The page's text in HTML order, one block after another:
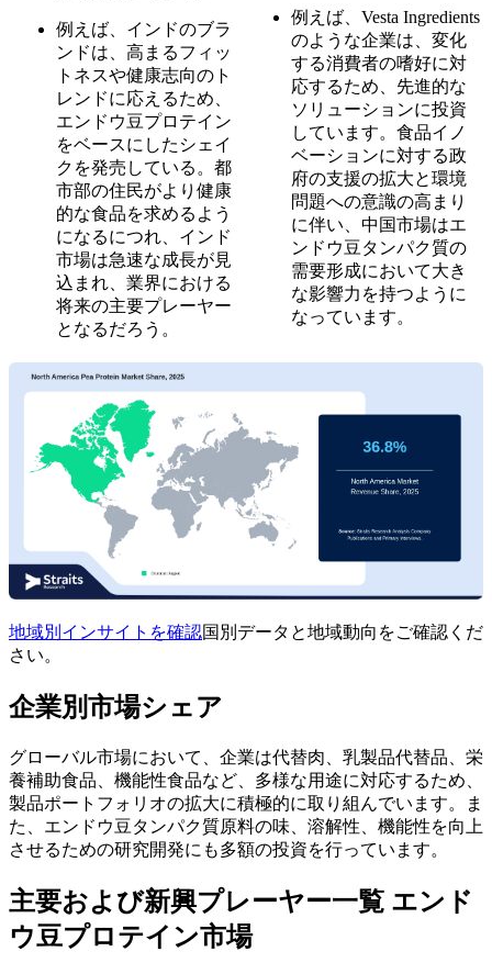
例えば、インドのブラ
ンドは、高まるフィッ
トネスや健康志向のト
レンドに応えるため、
エンドウ豆プロテイン
をベースにしたシェイ
クを発売している。都
市部の住民がより健康
的な食品を求めるよう
になるにつれ、インド
市場は急速な成長が見
込まれ、業界における
将来の主要プレーヤー
となるだろう。
例えば、Vesta Ingredients
のような企業は、変化
する消費者の嗜好に対
応するため、先進的な
ソリューションに投資
しています。食品イノ
ベーションに対する政
府の支援の拡大と環境
問題への意識の高まり
に伴い、中国市場はエ
ンドウ豆タンパク質の
需要形成において大き
な影響力を持つように
なっています。
地域別インサイトを確認国別データと地域動向をご確認くだ
さい。
企業別市場シェア
グローバル市場において、企業は代替肉、乳製品代替品、栄
養補助食品、機能性食品など、多様な用途に対応するため、
製品ポートフォリオの拡大に積極的に取り組んでいます。ま
た、エンドウ豆タンパク質原料の味、溶解性、機能性を向上
させるための研究開発にも多額の投資を行っています。
主要および新興プレーヤー一覧 エンド
ウ豆プロテイン市場